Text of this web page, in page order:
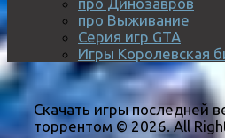
про Выживание
Серия игр GTA
Игры Королевская
Скачать игры последней
торрентом © 2026. All